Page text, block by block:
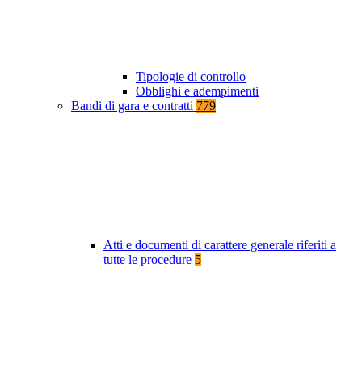
Tipologie di controllo
Obblighi e adempimenti
Bandi di gara e contratti 779
Atti e documenti di carattere generale riferiti a
tutte le procedure 5